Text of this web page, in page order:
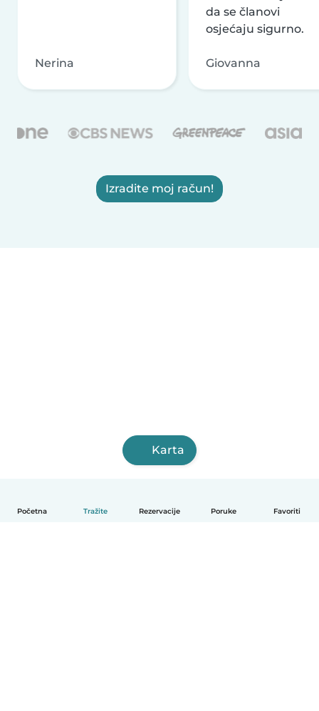
Početna Tražite Rezervacije Poruke Favoriti
Nerina
da se članovi
osjećaju sigurno.
Giovanna
Izradite moj račun!
Karta